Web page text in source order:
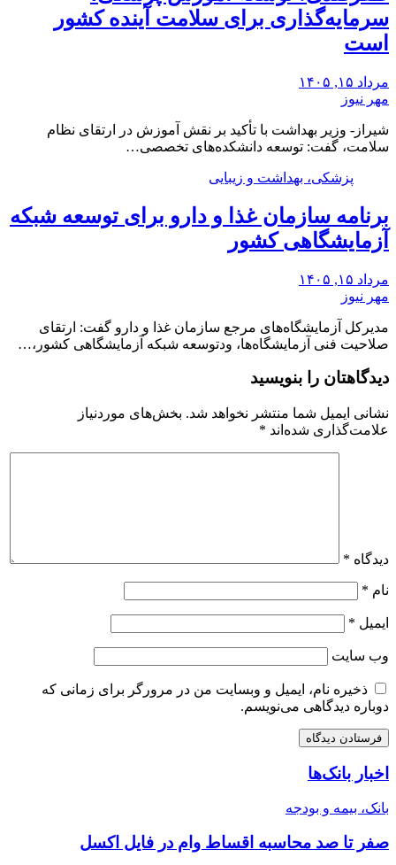
سرمایه‌گذاری برای سلامت آینده کشور
است
مرداد ۱۵, ۱۴۰۵
مهر نیوز
شیراز- وزیر بهداشت با تأکید بر نقش آموزش در ارتقای نظام
سلامت، گفت: توسعه دانشکده‌های تخصصی…
پزشکی، بهداشت و زیبایی
برنامه سازمان غذا و دارو برای توسعه شبکه
آزمایشگاهی کشور
مرداد ۱۵, ۱۴۰۵
مهر نیوز
مدیرکل آزمایشگاه‌های مرجع سازمان غذا و دارو گفت: ارتقای
صلاحیت فنی آزمایشگاه‌ها، ودتوسعه شبکه آزمایشگاهی کشور،…
دیدگاهتان را بنویسید
نشانی ایمیل شما منتشر نخواهد شد. بخش‌های موردنیاز
علامت‌گذاری شده‌اند *
دیدگاه *
نام *
ایمیل *
وب‌ سایت
ذخیره نام، ایمیل و وبسایت من در مرورگر برای زمانی که
دوباره دیدگاهی می‌نویسم.
اخبار بانک‌ها
بانک، بیمه و بودجه
صفر تا صد محاسبه اقساط وام در فایل اکسل